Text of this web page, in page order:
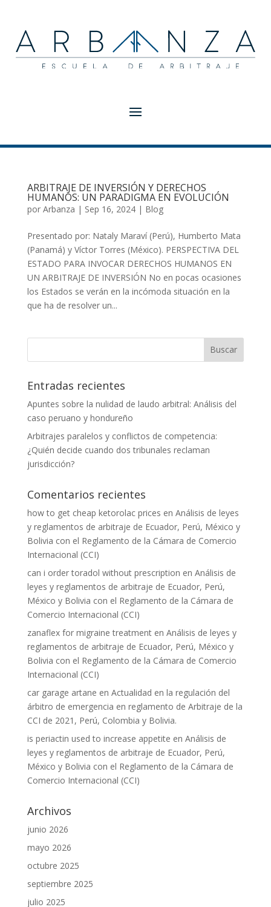
ARBITRAJE DE INVERSIÓN Y DERECHOS
HUMANOS: UN PARADIGMA EN EVOLUCIÓN
por Arbanza | Sep 16, 2024| Blog
Presentado por: Nataly Maraví (Perú), Humberto Mata
(Panamá) y Víctor Torres (México). PERSPECTIVA DEL
ESTADO PARA INVOCAR DERECHOS HUMANOS EN
UN ARBITRAJE DE INVERSIÓN No en pocas ocasiones
los Estados se verán en la incómoda situación en la
que ha de resolver un...
Entradas recientes
Apuntes sobre la nulidad de laudo arbitral: Análisis del
caso peruano y hondureño
Arbitrajes paralelos y conflictos de competencia:
¿Quién decide cuando dos tribunales reclaman
jurisdicción?
Comentarios recientes
how to get cheap ketorolac prices en Análisis de leyes
y reglamentos de arbitraje de Ecuador, Perú, México y
Bolivia con el Reglamento de la Cámara de Comercio
Internacional (CCI)
can i order toradol without prescription en Análisis de
leyes y reglamentos de arbitraje de Ecuador, Perú,
México y Bolivia con el Reglamento de la Cámara de
Comercio Internacional (CCI)
zanaflex for migraine treatmenten Análisis de leyes y
reglamentos de arbitraje de Ecuador, Perú, México y
Bolivia con el Reglamento de la Cámara de Comercio
Internacional (CCI)
car garage artane en Actualidad en la regulación del
árbitro de emergencia en reglamento de Arbitraje de la
CCI de 2021, Perú, Colombia y Bolivia.
is periactin used to increase appetite en Análisis de
leyes y reglamentos de arbitraje de Ecuador, Perú,
México y Bolivia con el Reglamento de la Cámara de
Comercio Internacional (CCI)
Archivos
junio 2026
mayo 2026
octubre 2025
septiembre 2025
julio 2025